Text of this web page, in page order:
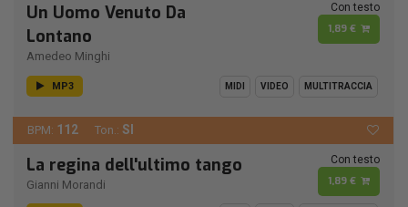
Un Uomo Venuto Da
Lontano
Amedeo Minghi
Con testo
1,89 €
MP3 MIDI VIDEO MULTITRACCIA
BPM: 112 Ton.: SI
La regina dell'ultimo tango
Gianni Morandi
Con testo
1,89 €